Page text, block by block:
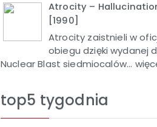
Atrocity –
[1990]
Atrocity zaistnieli w
obiegu dzięki wydanej
Nuclear Blast siedmiocalów...
top5 tygodnia